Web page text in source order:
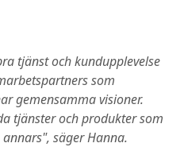
tjänst och kundupplevelse
som
gemensamma visioner.
tjänster och produkter som
säger Hanna.